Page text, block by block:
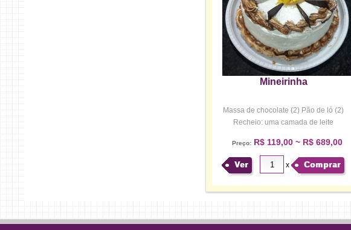
Mineirinha
Massa de chocolate (2) Pão de ló (2)
Recheio: uma camada de leite
Preço:R$ 119,00 ~ R$ 689,00
Ver x Comprar